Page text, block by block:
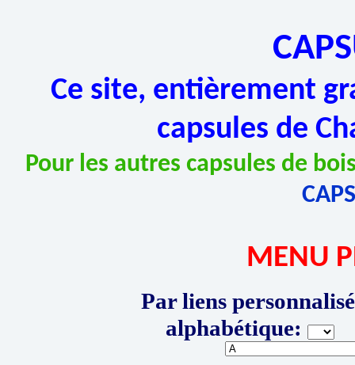
Ce site, entièrement
capsules de
Pour les autres capsules de
MENU
Par liens
alphabétique: